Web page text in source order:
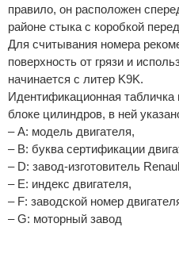
правило, он расположен
районе стыка с коробкой
Для считывания номера
поверхность от грязи и
начинается с литер K9K.
Идентификационная табличка
блоке цилиндров, в ней
– A: модель двигателя,
– B: буква сертификации
– D: завод-изготовитель
– E: индекс двигателя,
– F: заводской номер
– G: моторный завод